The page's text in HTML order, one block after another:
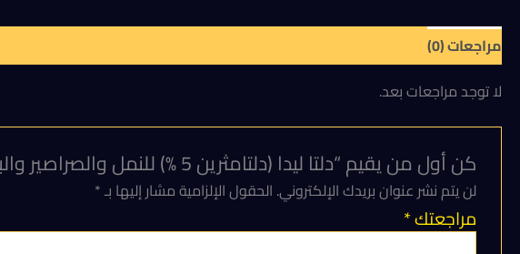
مراجعات (0)
لا توجد مراجعات بعد.
كن أول من يقيم “دلتا ليدا (دلتامثرين 5 %) للنمل والصراصير والبق عبوة 200 ملل”
لن يتم نشر عنوان بريدك الإلكتروني. الحقول الإلزامية مشار إليها بـ*
مراجعتك*